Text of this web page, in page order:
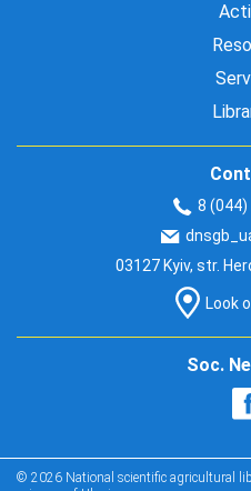
8
03127 Kyiv, str.
Look
Soc.
© 2026 National scientific agricultural